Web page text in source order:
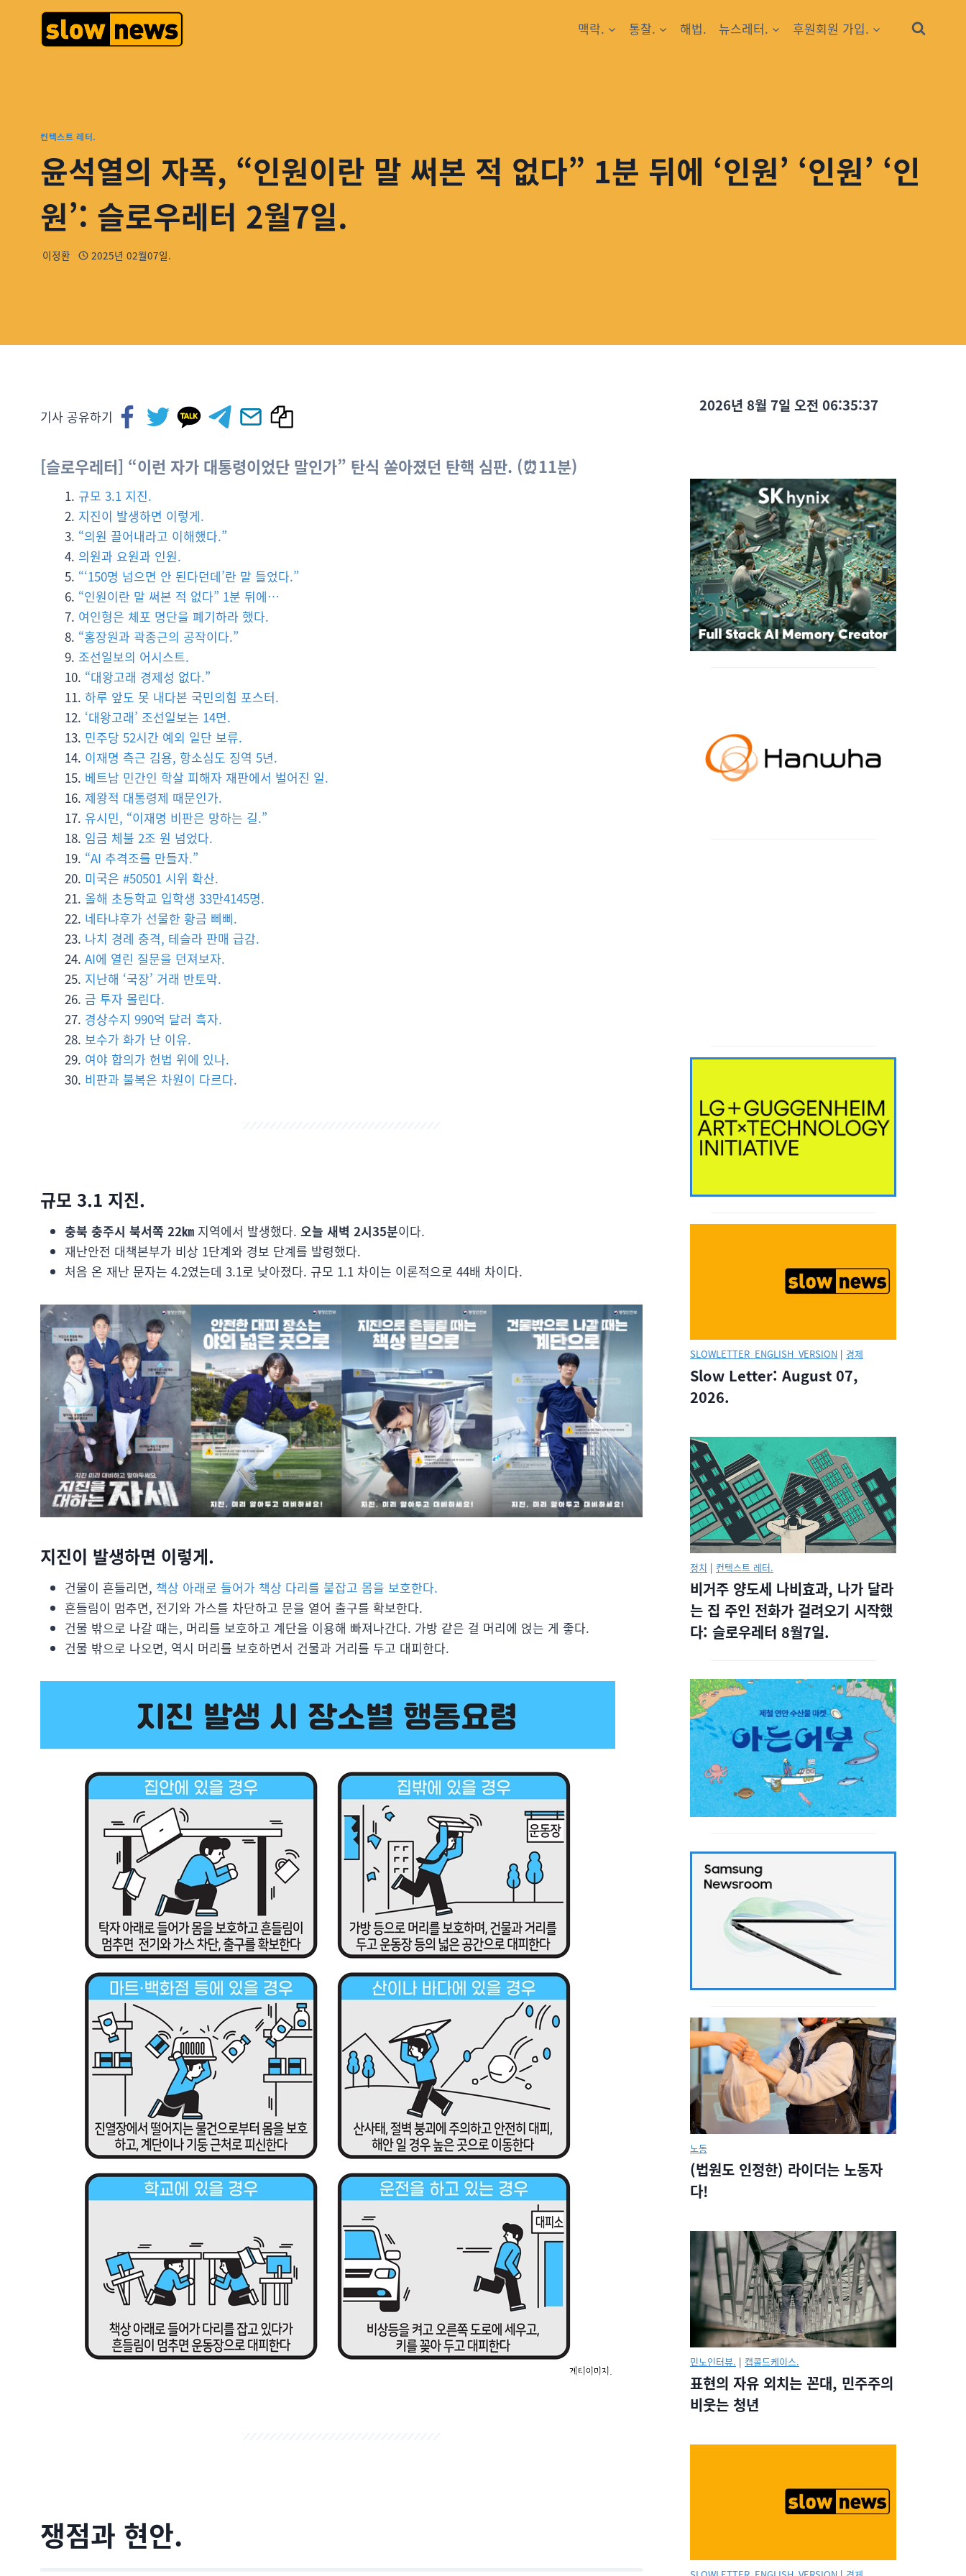
맥락. 통찰. 해법. 뉴스레터. 후원회원 가입.
컨텍스트 레터.
윤석열의 자폭, “인원이란 말 써본 적 없다” 1분 뒤에 ‘인원’ ‘인원’ ‘인
원’: 슬로우레터 2월7일.
이정환 2025년 02월07일.
기사 공유하기
[슬로우레터] “이런 자가 대통령이었단 말인가” 탄식 쏟아졌던 탄핵 심판. (⏰11분)
규모 3.1 지진.
지진이 발생하면 이렇게.
“의원 끌어내라고 이해했다.”
의원과 요원과 인원.
“‘150명 넘으면 안 된다던데’란 말 들었다.”
“인원이란 말 써본 적 없다” 1분 뒤에…
여인형은 체포 명단을 폐기하라 했다.
“홍장원과 곽종근의 공작이다.”
조선일보의 어시스트.
“대왕고래 경제성 없다.”
하루 앞도 못 내다본 국민의힘 포스터.
‘대왕고래’ 조선일보는 14면.
민주당 52시간 예외 일단 보류.
이재명 측근 김용, 항소심도 징역 5년.
베트남 민간인 학살 피해자 재판에서 벌어진 일.
제왕적 대통령제 때문인가.
유시민, “이재명 비판은 망하는 길.”
임금 체불 2조 원 넘었다.
“AI 추격조를 만들자.”
미국은 #50501 시위 확산.
올해 초등학교 입학생 33만4145명.
네타냐후가 선물한 황금 삐삐.
나치 경례 충격, 테슬라 판매 급감.
AI에 열린 질문을 던져보자.
지난해 ‘국장’ 거래 반토막.
금 투자 몰린다.
경상수지 990억 달러 흑자.
보수가 화가 난 이유.
여야 합의가 헌법 위에 있나.
비판과 불복은 차원이 다르다.
규모 3.1 지진.
충북 충주시 북서쪽 22㎞ 지역에서 발생했다. 오늘 새벽 2시35분이다.
재난안전 대책본부가 비상 1단계와 경보 단계를 발령했다.
처음 온 재난 문자는 4.2였는데 3.1로 낮아졌다. 규모 1.1 차이는 이론적으로 44배 차이다.
지진이 발생하면 이렇게.
건물이 흔들리면, 책상 아래로 들어가 책상 다리를 붙잡고 몸을 보호한다.
흔들림이 멈추면, 전기와 가스를 차단하고 문을 열어 출구를 확보한다.
건물 밖으로 나갈 때는, 머리를 보호하고 계단을 이용해 빠져나간다. 가방 같은 걸 머리에 얹는 게 좋다.
건물 밖으로 나오면, 역시 머리를 보호하면서 건물과 거리를 두고 대피한다.
쟁점과 현안.
2026년 8월 7일 오전 06:35:39
SLOWLETTER_ENGLISH_VERSION | 경제
Slow Letter: August 07,
2026.
정치 | 컨텍스트 레터.
비거주 양도세 나비효과, 나가 달라
는 집 주인 전화가 걸려오기 시작했
다: 슬로우레터 8월7일.
노동
(법원도 인정한) 라이더는 노동자
다!
민노인터뷰. | 캡콜드케이스.
표현의 자유 외치는 꼰대, 민주주의
비웃는 청년